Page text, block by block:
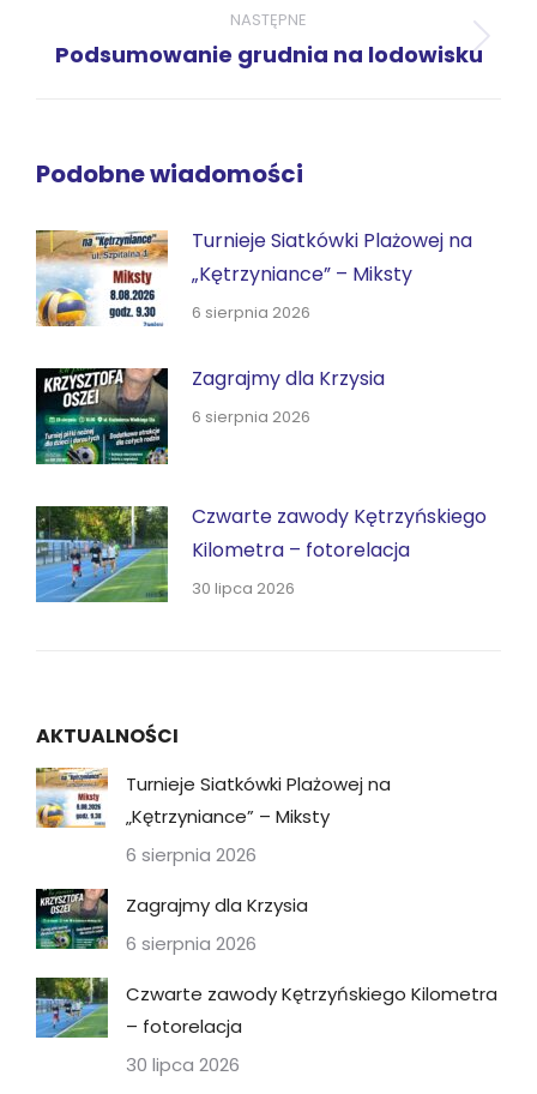
NASTĘPNE
Następny
Podsumowanie grudnia na lodowisku
Podobne wiadomości
Turnieje Siatkówki Plażowej na
„Kętrzyniance” – Miksty
6 sierpnia 2026
Zagrajmy dla Krzysia
6 sierpnia 2026
Czwarte zawody Kętrzyńskiego
Kilometra – fotorelacja
30 lipca 2026
AKTUALNOŚCI
Turnieje Siatkówki Plażowej na
„Kętrzyniance” – Miksty
6 sierpnia 2026
Zagrajmy dla Krzysia
6 sierpnia 2026
Czwarte zawody Kętrzyńskiego Kilometra
– fotorelacja
30 lipca 2026